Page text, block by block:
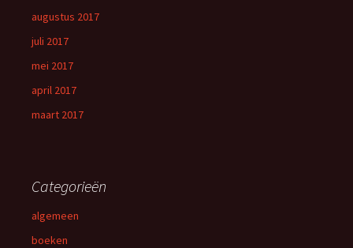
augustus 2017
juli 2017
mei 2017
april 2017
maart 2017
Categorieën
algemeen
boeken